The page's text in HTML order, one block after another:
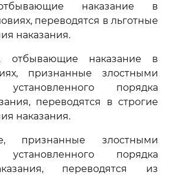
наказание в
переводятся в льготные
наказания.
отбывающие наказание в
признанные злостными
установленного порядка
переводятся в строгие
наказания.
признанные злостными
установленного порядка
переводятся из